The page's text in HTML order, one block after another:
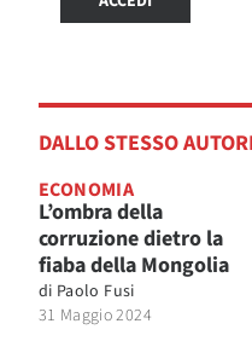
DALLO STESSO
ECONOMIA
L’ombra della
corruzione dietro la
fiaba della Mongolia
di Paolo Fusi
31 Maggio 2024